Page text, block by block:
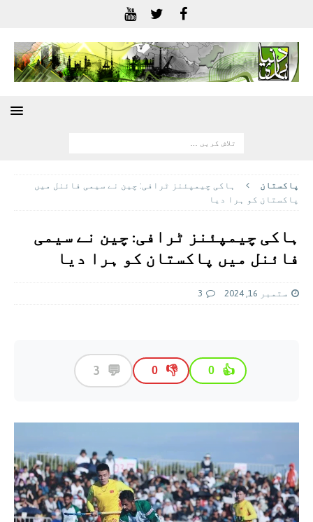
پاکستان
ہاکی چیمپئنز ٹرافی: چین نے سیمی فائنل میں
پاکستان کو ہرا دیا
ہاکی چیمپئنز ٹرافی: چین نے سیمی
فائنل میں پاکستان کو ہرا دیا
ستمبر 16, 2024 3
👍
0
👎
0
💬
3